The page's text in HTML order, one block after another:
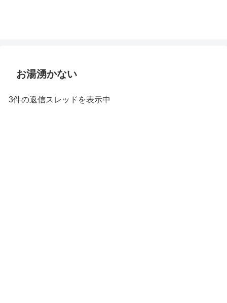
お湯湧かない
3件の返信スレッドを表示中